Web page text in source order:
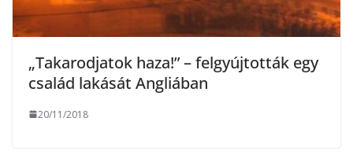
„Takarodjatok haza!” – felgyújtották egy
család lakását Angliában
20/11/2018